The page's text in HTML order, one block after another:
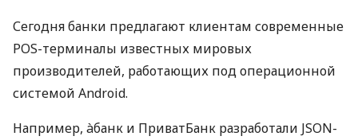
Сегодня банки предлагают клиентам современные
POS-терминалы известных мировых
производителей, работающих под операционной
системой Android.
Например, àбанк и ПриватБанк разработали JSON-